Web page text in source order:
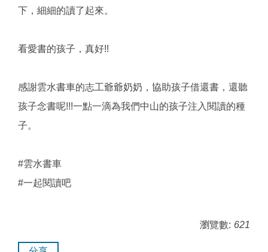
下，細細的讀了起來。
看愛書的孩子，真好!!
感謝雲水書車的志工爺爺奶奶，協助孩子借還書，還聽
孩子念書呢!!!一點一滴為我們中山的孩子注入閱讀的種
子。
#雲水書車
#一起閱讀吧
瀏覽數: 621